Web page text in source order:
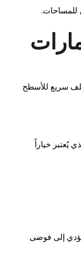
للمساحات.
سريع للأسطح
يُعتبر خياراً
يؤدي إلى فوضى